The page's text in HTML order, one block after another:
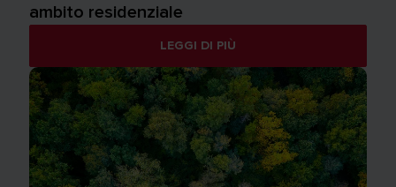
ambito residenziale
LEGGI DI PIÙ